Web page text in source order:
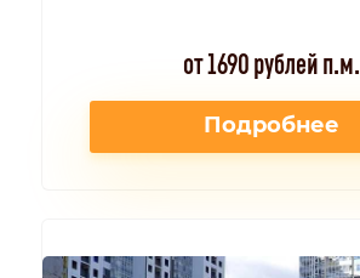
от 1690 рублей п.м.
Подробнее